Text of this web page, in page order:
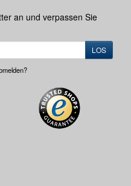
an und verpassen Sie
LOS